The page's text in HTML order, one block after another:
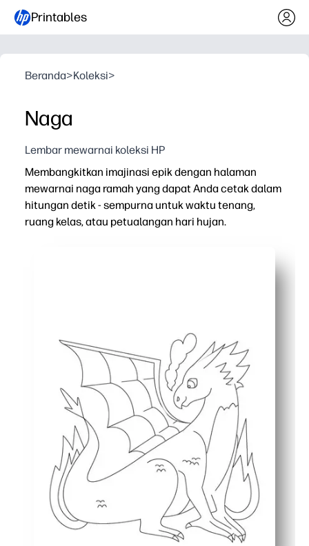
Printables
Beranda>Koleksi>
Naga
Lembar mewarnai koleksi HP
Membangkitkan imajinasi epik dengan halaman
mewarnai naga ramah yang dapat Anda cetak dalam
hitungan detik - sempurna untuk waktu tenang,
ruang kelas, atau petualangan hari hujan.
Membangun keterampilan motorik halus dan kontrol